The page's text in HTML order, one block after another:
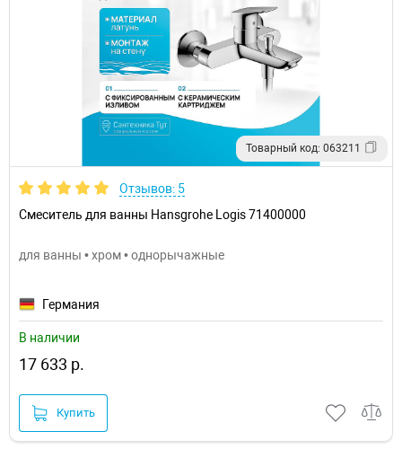
Товарный код: 063211
Отзывов: 5
Смеситель для ванны Hansgrohe Logis 71400000
для ванны • хром • однорычажные
Германия
В наличии
17 633 р.
Купить